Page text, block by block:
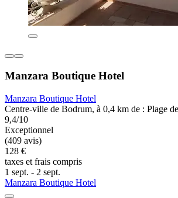
Manzara Boutique Hotel
Manzara Boutique Hotel
Centre-ville de Bodrum, à 0,4 km de : Plage
9,4/10
Exceptionnel
(409 avis)
128 €
taxes et frais compris
1 sept. - 2 sept.
Manzara Boutique Hotel